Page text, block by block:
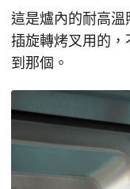
這是爐內的耐高
插旋轉烤叉用的，
到那個。